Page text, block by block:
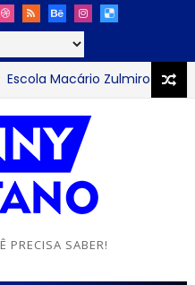
Macário Zulmiro se
PRECISA SABER!